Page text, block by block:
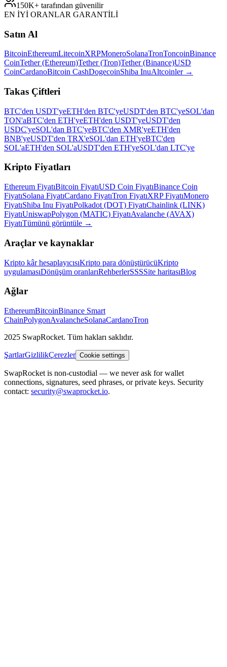
150K+ tarafından güvenilir
EN İYİ ORANLAR GARANTİLİ
Satın Al
BitcoinEthereumLitecoinXRPMoneroSolanaTronToncoinBinance
CoinTether (Ethereum)Tether (Tron)Tether (Binance)USD
CoinCardanoBitcoin CashDogecoinShiba InuAltcoinler→
Takas Çiftleri
BTC'den USDT'yeETH'den BTC'yeUSDT'den BTC'yeSOL'dan
TON'aBTC'den ETH'yeETH'den USDT'yeUSDT'den
USDC'yeSOL'dan BTC'yeBTC'den XMR'yeETH'den
BNB'yeUSDT'den TRX'eSOL'dan ETH'yeBTC'den
SOL'aETH'den SOL'aUSDT'den ETH'yeSOL'dan LTC'ye
Kripto Fiyatları
Ethereum FiyatıBitcoin FiyatıUSD Coin FiyatıBinance Coin
FiyatıSolana FiyatıCardano FiyatıTron FiyatıXRP FiyatıMonero
FiyatıShiba Inu FiyatıPolkadot (DOT) FiyatıChainlink (LINK)
FiyatıUniswapPolygon (MATIC) FiyatıAvalanche (AVAX)
FiyatıTümünü görüntüle →
Araçlar ve kaynaklar
Kripto kâr hesaplayıcısıKripto para dönüştürücüKripto
uygulamasıDönüşüm oranlarıRehberlerSSSSite haritasıBlog
Ağlar
EthereumBitcoinBinance Smart
ChainPolygonAvalancheSolanaCardanoTron
2025 SwapRocket. Tüm hakları saklıdır.
ŞartlarGizlilikÇerezler Cookie settings
SwapRocket is non-custodial — we never ask for wallet
connections, signatures, seed phrases, or private keys. Security
contact: security@swaprocket.io.